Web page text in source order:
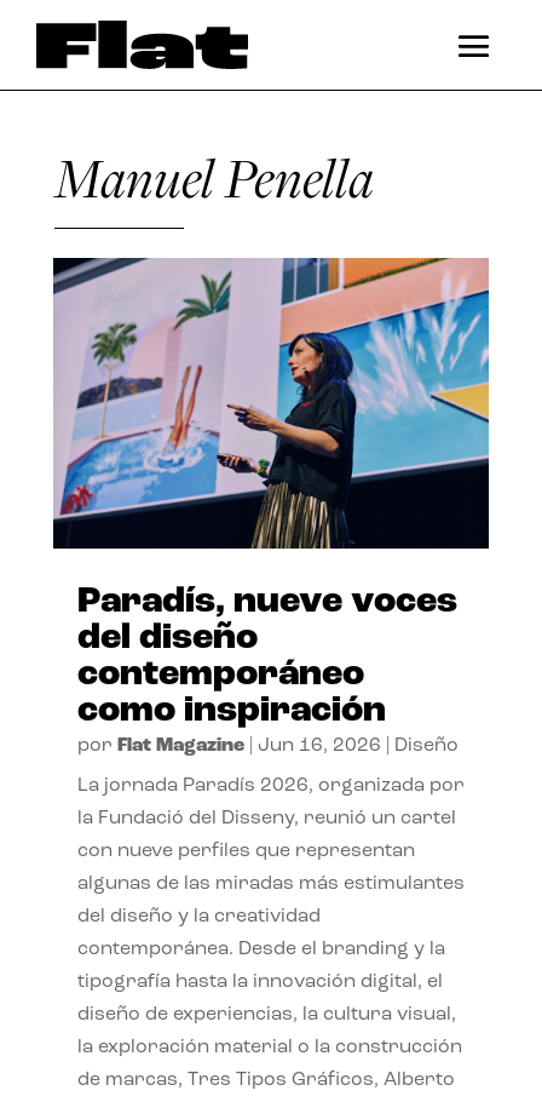
Manuel Penella
Paradís, nueve voces
del diseño
contemporáneo
como inspiración
por Flat Magazine| Jun 16, 2026 Diseño
La jornada Paradís 2026, organizada por
la Fundació del Disseny, reunió un cartel
con nueve perfiles que representan
algunas de las miradas más estimulantes
del diseño y la creatividad
contemporánea. Desde el branding y la
tipografía hasta la innovación digital, el
diseño de experiencias, la cultura visual,
la exploración material o la construcción
de marcas, Tres Tipos Gráficos, Alberto